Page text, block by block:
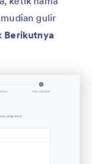
gulir
Berikutnya